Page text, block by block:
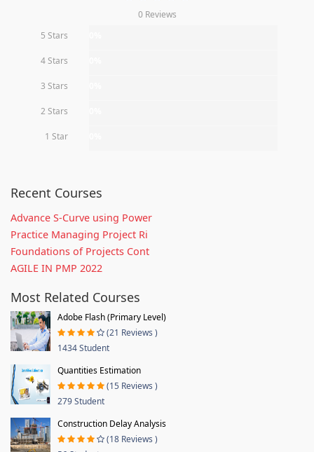
0 Reviews
5 Stars
4 Stars
3 Stars
2 Stars
1 Star
Recent Courses
Advance S-Curve using Power
Practice Managing Project Ri
Foundations of Projects Cont
AGILE IN PMP 2022
Most Related Courses
Adobe Flash (Primary Level)
(21 Reviews )
1434 Student
Quantities Estimation
(15 Reviews )
279 Student
Construction Delay Analysis
(18 Reviews )